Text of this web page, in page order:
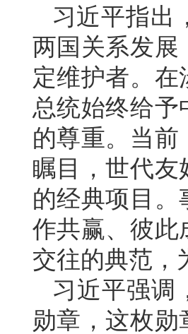
习近平指出
两国关系发展
定维护者。
总统始终给予
的尊重。当
瞩目，世代友
的经典项目
作共赢、彼此
交往的典范，
习近平强调
勋章，这枚